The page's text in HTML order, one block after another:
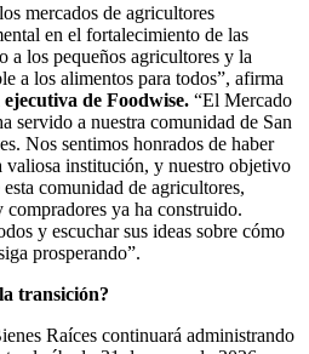
mercados de agricultores
en el fortalecimiento de las
a los pequeños agricultores y la
a los alimentos para todos”, afirma
de Foodwise. “El Mercado
servido a nuestra comunidad de San
Nos sentimos honrados de haber
valiosa institución, y nuestro objetivo
comunidad de agricultores,
compradores ya ha construido.
y escuchar sus ideas sobre cómo
prosperando”.
transición?
Raíces continuará administrando